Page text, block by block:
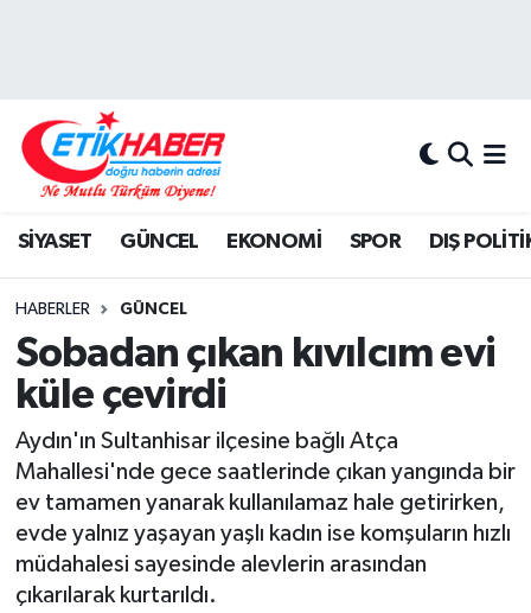
SİYASET GÜNCEL EKONOMİ SPOR DIŞ
HABERLER GÜNCEL
Sobadan çıkan kıvılcım evi
küle çevirdi
Aydın'ın Sultanhisar ilçesine bağlı Atça
Mahallesi'nde gece saatlerinde çıkan yangında bir
ev tamamen yanarak kullanılamaz hale getirirken,
evde yalnız yaşayan yaşlı kadın ise komşuların hızlı
müdahalesi sayesinde alevlerin arasından
çıkarılarak kurtarıldı.
DIŞ POLİTİKA
KÖŞE YAZILARI
KÜLTÜR-SANAT-MAGAZİN
MEDYA
ÖZEL HABER
Hava Durumu
Tüm Manşetler
Son Dakika Haberleri
Haber Arşivi